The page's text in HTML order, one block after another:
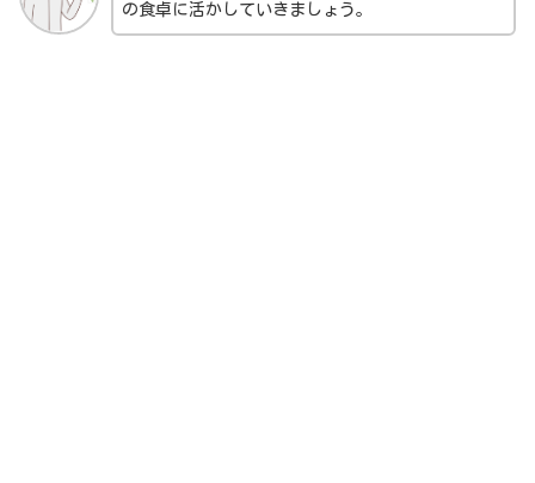
の食卓に活かしていきましょう。